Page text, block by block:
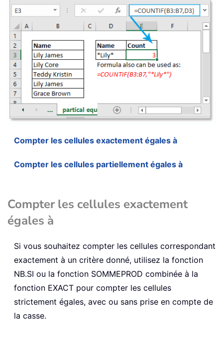
Compter les cellules exactement égales à
Compter les cellules partiellement égales à
Compter les cellules exactement
égales à
Si vous souhaitez compter les cellules correspondant
exactement à un critère donné, utilisez la fonction
NB.SI ou la fonction SOMMEPROD combinée à la
fonction EXACT pour compter les cellules
strictement égales, avec ou sans prise en compte de
la casse.